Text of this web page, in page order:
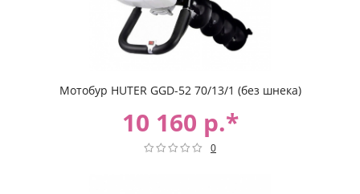
Мотобур HUTER GGD-52 70/13/1 (без шнека)
10 160 р.*
0